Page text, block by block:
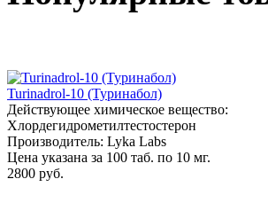
Turinadrol-10 (Туринабол)
Действующее химическое вещество:
Хлордегидрометилтестостерон
Производитель: Lyka Labs
Цена указана за 100 таб. по 10 мг.
2800 руб.